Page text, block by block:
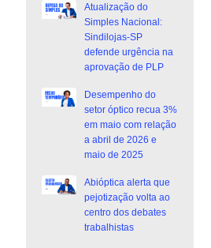
Atualização do
Simples Nacional:
Sindilojas-SP
defende urgência na
aprovação de PLP
Desempenho do
setor óptico recua 3%
em maio com relação
a abril de 2026 e
maio de 2025
Abióptica alerta que
pejotização volta ao
centro dos debates
trabalhistas